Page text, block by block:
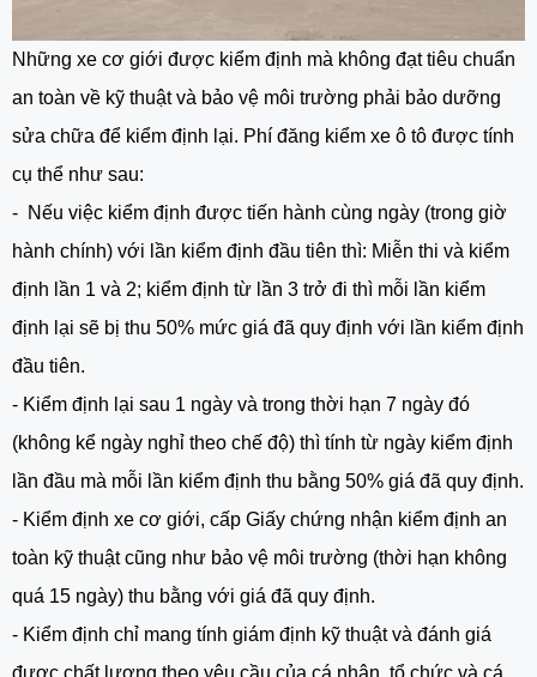
Những xe cơ giới được kiểm định mà không đạt tiêu chuẩn
an toàn về kỹ thuật và bảo vệ môi trường phải bảo dưỡng
sửa chữa để kiểm định lại. Phí đăng kiểm xe ô tô được tính
cụ thể như sau:
- Nếu việc kiểm định được tiến hành cùng ngày (trong giờ
hành chính) với lần kiểm định đầu tiên thì: Miễn thi và kiểm
định lần 1 và 2; kiểm định từ lần 3 trở đi thì mỗi lần kiểm
định lại sẽ bị thu 50% mức giá đã quy định với lần kiểm định
đầu tiên.
- Kiểm định lại sau 1 ngày và trong thời hạn 7 ngày đó
(không kể ngày nghỉ theo chế độ) thì tính từ ngày kiểm định
lần đầu mà mỗi lần kiểm định thu bằng 50% giá đã quy định.
- Kiểm định xe cơ giới, cấp Giấy chứng nhận kiểm định an
toàn kỹ thuật cũng như bảo vệ môi trường (thời hạn không
quá 15 ngày) thu bằng với giá đã quy định.
- Kiểm định chỉ mang tính giám định kỹ thuật và đánh giá
được chất lượng theo yêu cầu của cá nhân, tổ chức và cá